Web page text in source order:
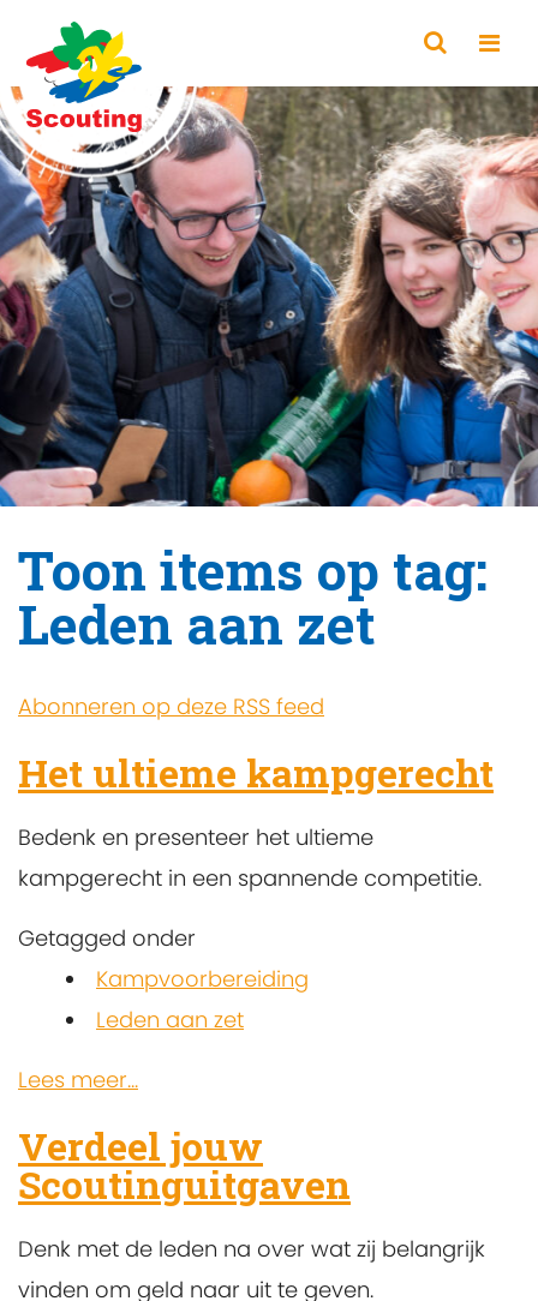
Toon items op tag:
Leden aan zet
Abonneren op deze RSS feed
Het ultieme kampgerecht
Bedenk en presenteer het ultieme
kampgerecht in een spannende competitie.
Getagged onder
Kampvoorbereiding
Leden aan zet
Lees meer...
Verdeel jouw
Scoutinguitgaven
Denk met de leden na over wat zij belangrijk
vinden om geld naar uit te geven.